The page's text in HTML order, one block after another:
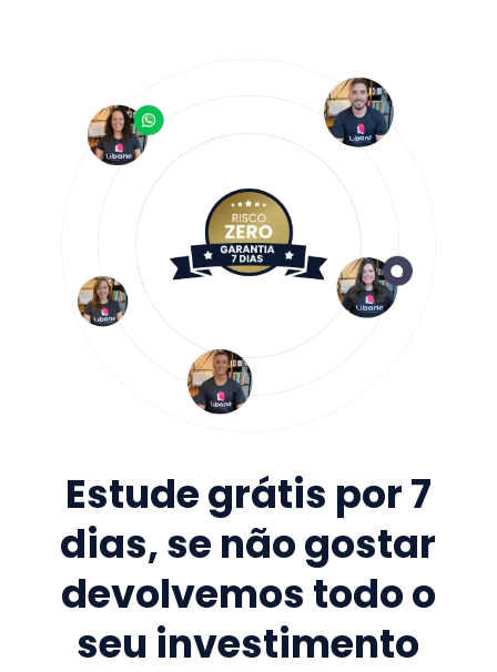
Estude grátis por 7
dias, se não gostar
devolvemos todo o
seu investimento